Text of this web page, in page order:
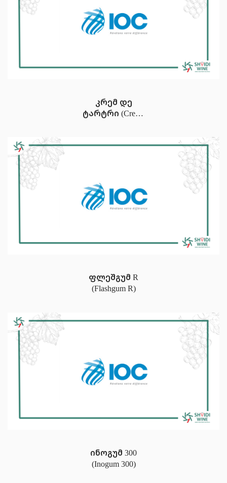
კრემ დე
ტარტრი (Creme
ფლეშგუმ R
(Flashgum R)
ინოგუმ 300
(Inogum 300)